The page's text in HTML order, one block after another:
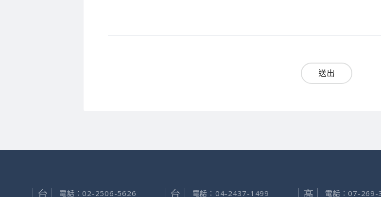
送出
電話：02-2506-5626 電話： 04-2437-1499 電話：07-269-